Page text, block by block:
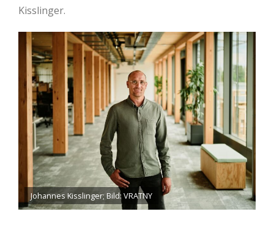
Kisslinger.
Johannes Kisslinger; Bild: VRATNY